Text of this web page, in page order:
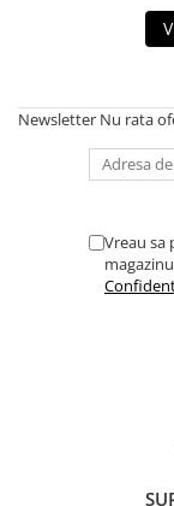
Newsletter Nu rata
Vreau sa